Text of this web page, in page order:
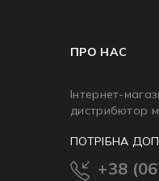
ПРО НАС
Інтернет-
дистрибютор
ПОТРІБНА
+38